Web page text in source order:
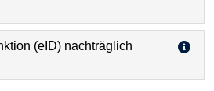
(eID) nachträglich